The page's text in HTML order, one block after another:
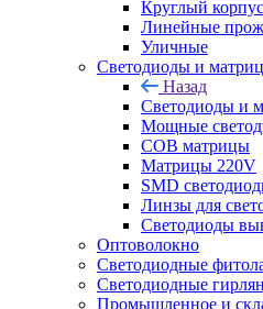
Круглый корпус
Линейные
Уличные
Светодиоды и
Назад
Светодиоды и
Мощные
COB матрицы
Матрицы 220V
SMD
Линзы для
Светодиоды
Оптоволокно
Светодиодные
Светодиодные
Промышленное и